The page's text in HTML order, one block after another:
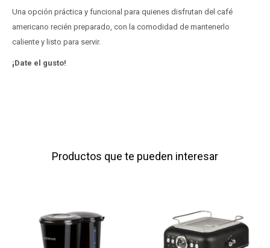
Una opción práctica y funcional para quienes disfrutan del café
americano recién preparado, con la comodidad de mantenerlo
caliente y listo para servir.
¡Date el gusto!
Productos que te pueden interesar